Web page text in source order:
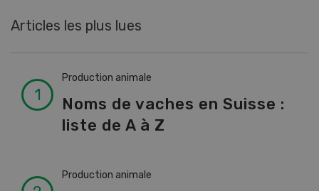
Articles les plus lues
Production animale
Noms de vaches en Suisse :
liste de A à Z
Production animale